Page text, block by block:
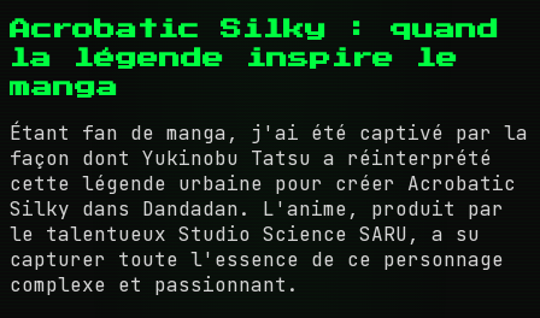
Acrobatic Silky : quand
la légende inspire le
manga
Étant fan de manga, j'ai été captivé par la
façon dont Yukinobu Tatsu a réinterprété
cette légende urbaine pour créer Acrobatic
Silky dans Dandadan. L'anime, produit par
le talentueux Studio Science SARU, a su
capturer toute l'essence de ce personnage
complexe et passionnant.